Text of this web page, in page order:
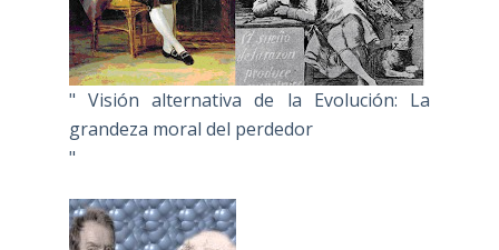
" Visión alternativa de la Evolución: La
grandeza moral del perdedor
"